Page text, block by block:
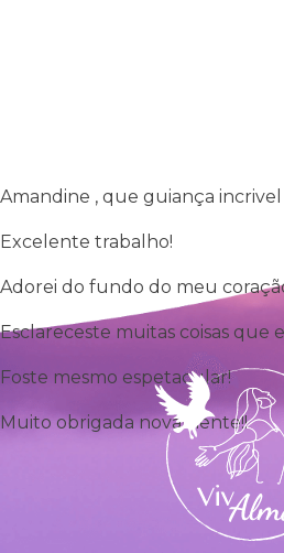
Amandine , que guiança incrivel
Excelente trabalho!
Adorei do fundo do meu
Esclareceste muitas coisas que
Foste mesmo espetacular!
Muito obrigada novamente!!